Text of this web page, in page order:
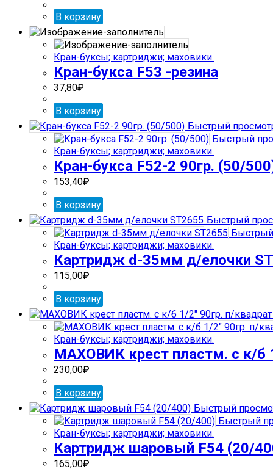
В корзину
Кран-буксы; картриджи; маховики.
Кран-букса F53 -резина
37,80₽
В корзину
Быстрый
Быстрый
Кран-буксы; картриджи; маховики.
Кран-букса F52-2 90гр. (50/
153,40₽
В корзину
Быстрый
Кран-буксы; картриджи; маховики.
Картридж d-35мм д/елочки
115,00₽
В корзину
Кран-буксы; картриджи; маховики.
МАХОВИК крест пластм. с к/б
230,00₽
В корзину
Быстрый
Быстрый
Кран-буксы; картриджи; маховики.
Картридж шаровый F54 (20/
165,00₽